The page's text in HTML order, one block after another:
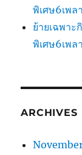
พิเศษ6เพล
ย้ายเฉพาะ
พิเศษ6เพล
ARCHIVES